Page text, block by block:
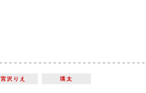
宮沢りえ
瑛太